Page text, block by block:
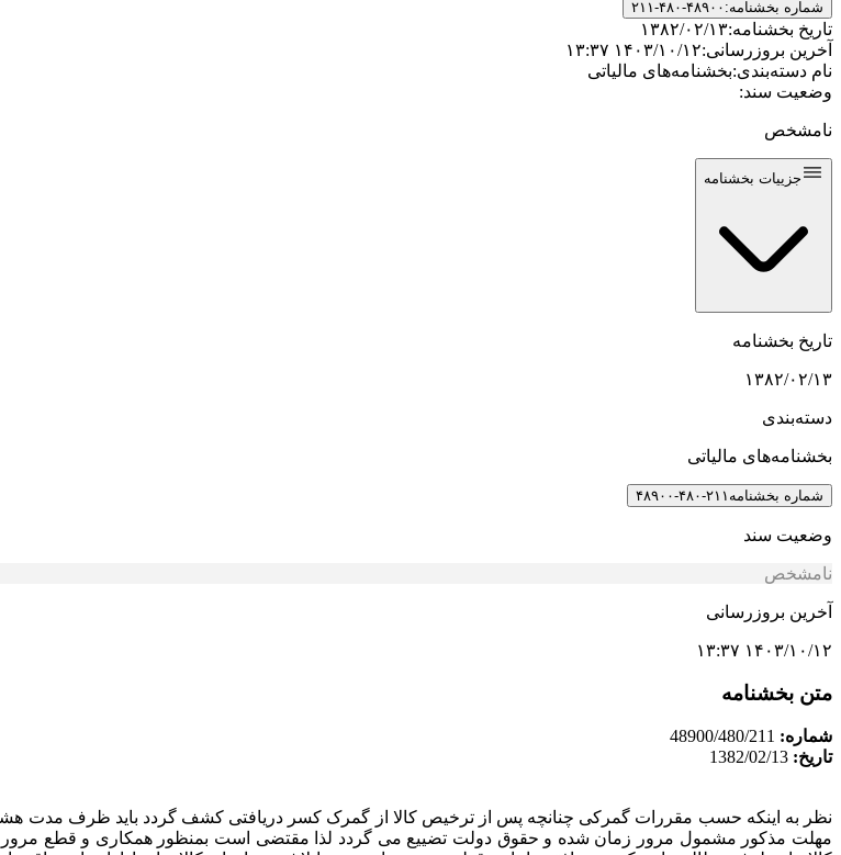
شماره بخشنامه: ۲۱۱-۴۸۰-۴۸۹۰۰
تاریخ بخشنامه:۱۳۸۲/۰۲/۱۳
آخرین بروزرسانی:۱۴۰۳/۱۰/۱۲ ۱۳:۳۷
نام دسته‌بندی:بخشنامه‌های مالیاتی
وضعیت سند:
نامشخص
جزییات بخشنامه
تاریخ بخشنامه
۱۳۸۲/۰۲/۱۳
دسته‌بندی
بخشنامه‌های مالیاتی
شماره بخشنامه ۲۱۱-۴۸۰-۴۸۹۰۰
وضعیت سند
نامشخص
آخرین بروزرسانی
۱۴۰۳/۱۰/۱۲ ۱۳:۳۷
متن بخشنامه
شماره:
تاریخ:
نظر به اینکه حسب مقررات گمرکی چنانچه پس از ترخیص کالا از گمرک کسر دریافتی کشف گردد باید ظرف مدت هشت
مهلت مذکور مشمول مرور زمان شده و حقوق دولت تضییع می گردد لذا مقتضی است بمنظور همکاری و قطع مرور